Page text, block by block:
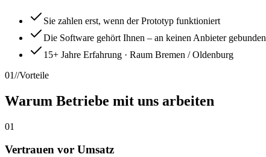
Sie zahlen erst, wenn der Prototyp funktioniert
Die Software gehört Ihnen – an keinen Anbieter gebunden
15+ Jahre Erfahrung · Raum Bremen / Oldenburg
01//Vorteile
Warum Betriebe mit uns arbeiten
01
Vertrauen vor Umsatz